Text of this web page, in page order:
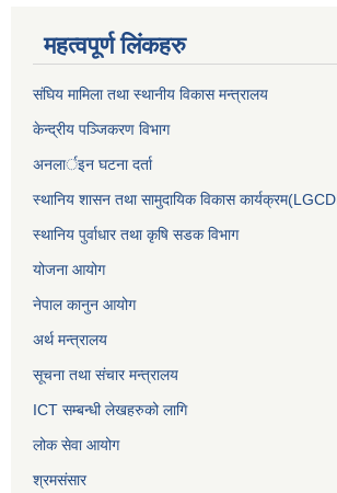
महत्वपूर्ण लिंकहरु
संघिय मामिला तथा स्थानीय विकास मन्त्रालय
केन्द्रीय पञ्जिकरण विभाग
अनलार्इन घटना दर्ता
स्थानिय शासन तथा सामुदायिक विकास
स्थानिय पुर्वाधार तथा कृषि सडक विभाग
योजना आयोग
नेपाल कानुन आयोग
अर्थ मन्त्रालय
सूचना तथा संचार मन्त्रालय
ICT सम्बन्धी लेखहरुको लागि
लोक सेवा आयोग
श्रमसंसार